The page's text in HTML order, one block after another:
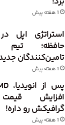
1 هفته پیش
استراتژی اپل
حافظه؛
تامین‌کنندگان
1 هفته پیش
افزایش
گرافیکش رو داره!
1 هفته پیش